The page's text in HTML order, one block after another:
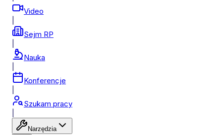
Video
Sejm RP
Nauka
Konferencje
Szukam pracy
Narzędzia